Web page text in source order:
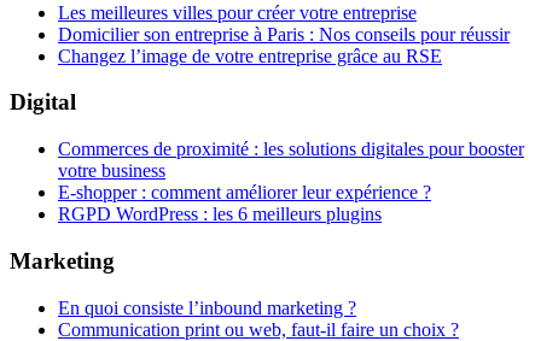
Les meilleures villes pour créer votre entreprise
Domicilier son entreprise à Paris : Nos conseils pour réussir
Changez l’image de votre entreprise grâce au RSE
Digital
Commerces de proximité : les solutions digitales pour booster
votre business
E-shopper : comment améliorer leur expérience ?
RGPD WordPress : les 6 meilleurs plugins
Marketing
En quoi consiste l’inbound marketing ?
Communication print ou web, faut-il faire un choix ?